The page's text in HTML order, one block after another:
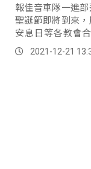
報佳音車隊一進
聖誕節即將到來
安息日等各教會
隊，巡迴全鄉各部
2021-12-21